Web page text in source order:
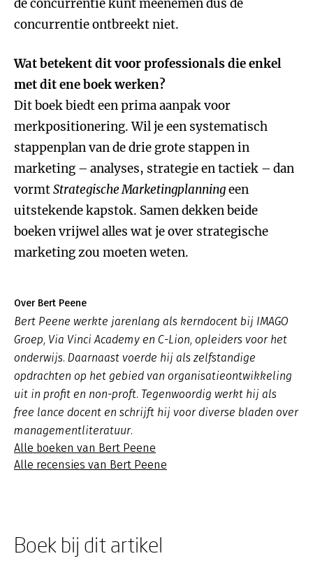
de concurrentie kunt meenemen dus de
concurrentie ontbreekt niet.
Wat betekent dit voor professionals die enkel
met dit ene boek werken?
Dit boek biedt een prima aanpak voor
merkpositionering. Wil je een systematisch
stappenplan van de drie grote stappen in
marketing – analyses, strategie en tactiek – dan
vormtStrategische Marketingplanningeen
uitstekende kapstok. Samen dekken beide
boeken vrijwel alles wat je over strategische
marketing zou moeten weten.
Over Bert Peene
Bert Peene werkte jarenlang als kerndocent bij IMAGO
Groep, Via Vinci Academy en C-Lion, opleiders voor het
onderwijs. Daarnaast voerde hij als zelfstandige
opdrachten op het gebied van organisatieontwikkeling
uit in profit en non-proft. Tegenwoordig werkt hij als
free lance docent en schrijft hij voor diverse bladen over
managementliteratuur.
Alle boeken van Bert Peene
Alle recensies van Bert Peene
Boek bij dit artikel